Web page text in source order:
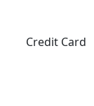
Credit Card